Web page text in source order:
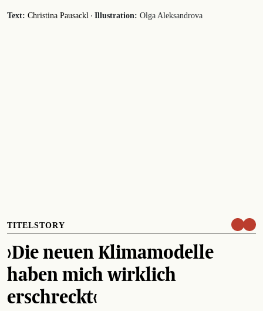
Text: Christina Pausackl · Illustration: Olga Aleksandrova
TITELSTORY
›Die neuen Klimamodelle
haben mich wirklich
erschreckt‹